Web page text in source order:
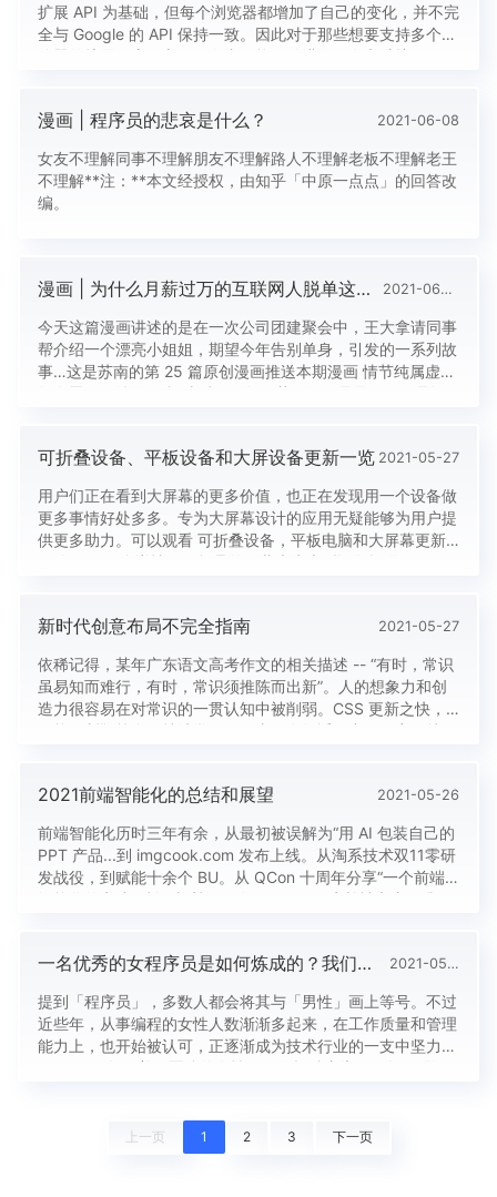
扩展 API 为基础，但每个浏览器都增加了自己的变化，并不完
全与 Google 的 API 保持一致。因此对于那些想要支持多个浏
览器的扩展程序而言，开发者可能很难进行开发和维护。值得
WebExtensi...
漫画 | 程序员的悲哀是什么？ 2021-06-08
女友不理解同事不理解朋友不理解路人不理解老板不理解老王
不理解**注：**本文经授权，由知乎「中原一点点」的回答改
编。
漫画 | 为什么月薪过万的互联网人脱单这么难？ 2021-06-08
今天这篇漫画讲述的是在一次公司团建聚会中，王大拿请同事
帮介绍一个漂亮小姐姐，期望今年告别单身，引发的一系列故
事…这是苏南的第 25 篇原创漫画推送本期漫画 情节纯属虚构
如有雷同，纯属巧合.编后那一年，花开得不是最好，可是还
520，你遇到爱的人了吗？曾经年少的我们：“一见倾心，再
可折叠设备、平板设备和大屏设备更新一览 2021-05-27
用户们正在看到大屏幕的更多价值，也正在发现用一个设备做
更多事情好处多多。专为大屏幕设计的应用无疑能够为用户提
供更多助力。可以观看 可折叠设备，平板电脑和大屏幕更新
一览 了解更多详情。可折叠的屏幕也为大型设备提供了更好
我们的应用生态系统，我们对此表示非常振奋，硬件的变迁正
新时代创意布局不完全指南 2021-05-27
依稀记得，某年广东语文高考作文的相关描述 -- “有时，常识
虽易知而难行，有时，常识须推陈而出新”。人的想象力和创
造力很容易在对常识的一贯认知中被削弱。CSS 更新之快，
只能不断鞭策自己持续学习，一直呆在舒适区中，很容易就跟
的 CSS 技术，我们是否可以大胆的跳出常规思维，不再局限
2021前端智能化的总结和展望 2021-05-26
前端智能化历时三年有余，从最初被误解为“用 AI 包装自己的
PPT 产品...到 imgcook.com 发布上线。从淘系技术双11零研
发战役，到赋能十余个 BU。从 QCon 十周年分享“一个前端
智能化的实践”后各种质疑，到 23000+ 用户并被京东、腾
阳光快乐的我，想对过去做一个简要...
一名优秀的女程序员是如何炼成的？我们跟爱奇艺的五位工程师姐姐聊了聊 2021-05-26
提到「程序员」，多数人都会将其与「男性」画上等号。不过
近些年，从事编程的女性人数渐渐多起来，在工作质量和管理
能力上，也开始被认可，正逐渐成为技术行业的一支中坚力
量。1945年，美国军队的女性工程师招聘广告图虽然不强调
阶段，应该具有怎样的素质，以激励更多的女性深入这个行
业。女神节前夕，我们跟爱...
上一页 1 2 3 下一页